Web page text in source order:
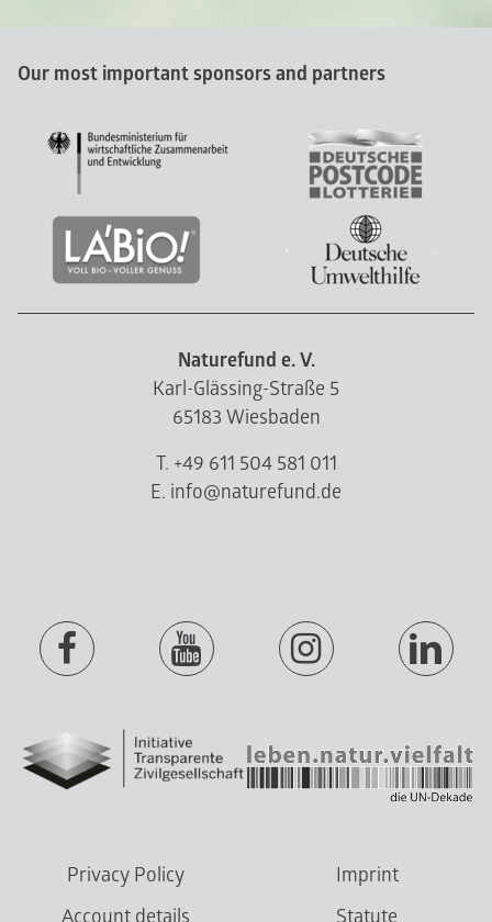
Our most important sponsors and partners
Naturefund e. V.
Karl-Glässing-Straße 5
65183 Wiesbaden
T. +49 611 504 581 011
E. info@naturefund.de
Privacy Policy
Imprint
Account details
Statute